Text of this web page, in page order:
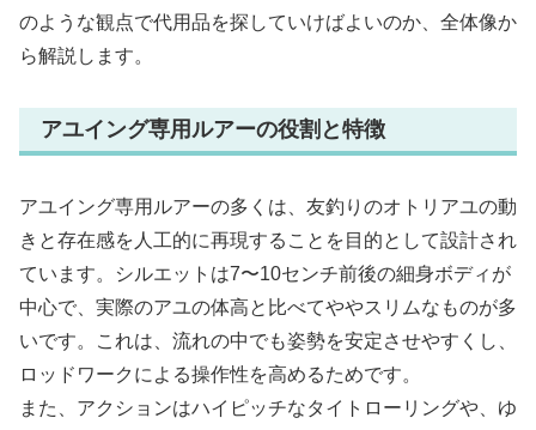
のような観点で代用品を探していけばよいのか、全体像か
ら解説します。
アユイング専用ルアーの役割と特徴
アユイング専用ルアーの多くは、友釣りのオトリアユの動
きと存在感を人工的に再現することを目的として設計され
ています。シルエットは7〜10センチ前後の細身ボディが
中心で、実際のアユの体高と比べてややスリムなものが多
いです。これは、流れの中でも姿勢を安定させやすくし、
ロッドワークによる操作性を高めるためです。
また、アクションはハイピッチなタイトローリングや、ゆ